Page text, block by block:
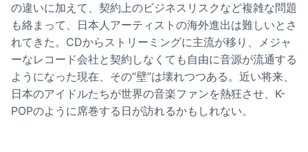
の違いに加えて、契約上のビジネスリスクなど複雑な問題
も絡まって、日本人アーティストの海外進出は難しいとさ
れてきた。CDからストリーミングに主流が移り、メジャ
ーなレコード会社と契約しなくても自由に音源が流通する
ようになった現在、その“壁”は壊れつつある。近い将来、
日本のアイドルたちが世界の音楽ファンを熱狂させ、K-
POPのように席巻する日が訪れるかもしれない。